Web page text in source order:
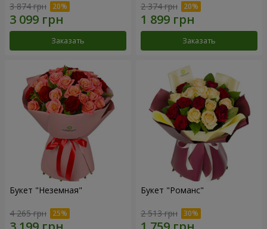
3 874 грн
Заказать
2 374 грн
Заказать
Букет "Неземная"
4 265 грн
Букет "Романс"
2 513 грн